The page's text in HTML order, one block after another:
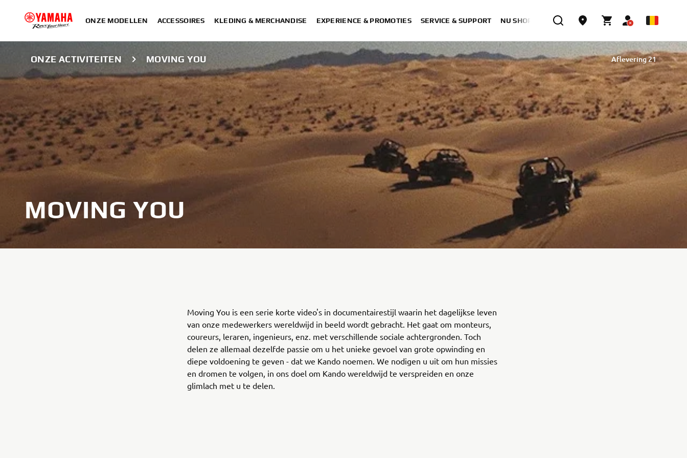
ONZE MODELLEN ACCESSOIRES KLEDING & MERCHANDISE EXPERIENCE & PROMOTIES SERVICE & SUPPORT NU SHOPPEN
ONZE ACTIVITEITEN MOVING YOU Aflevering 21
MOVING YOU
Moving You is een serie korte video's in documentairestijl waarin het dagelijkse leven
van onze medewerkers wereldwijd in beeld wordt gebracht. Het gaat om monteurs,
coureurs, leraren, ingenieurs, enz. met verschillende sociale achtergronden. Toch
delen ze allemaal dezelfde passie om u het unieke gevoel van grote opwinding en
diepe voldoening te geven - dat we Kando noemen. We nodigen u uit om hun missies
en dromen te volgen, in ons doel om Kando wereldwijd te verspreiden en onze
glimlach met u te delen.